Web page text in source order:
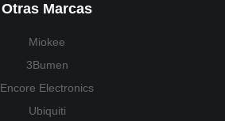
Otras Marcas
Miokee
3Bumen
Encore Electronics
Ubiquiti